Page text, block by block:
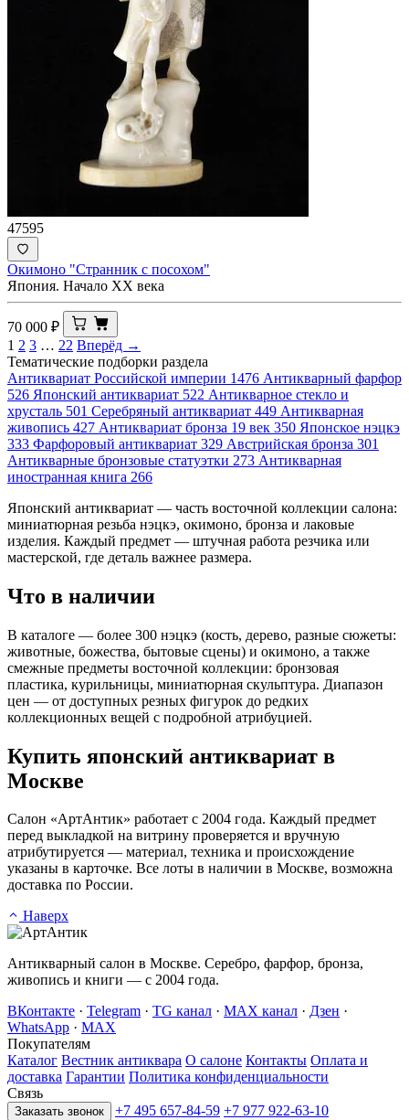
47595
Окимоно "Странник с посохом"
Япония. Начало XX века
70 000 ₽
1 2 3 … 22 Вперёд →
Тематические подборки раздела
Антиквариат Российской империи 1476 Антикварный фарфор
526 Японский антиквариат 522 Антикварное стекло и
хрусталь 501 Серебряный антиквариат 449 Антикварная
живопись 427 Антиквариат бронза 19 век 350 Японское нэцкэ
333 Фарфоровый антиквариат 329 Австрийская бронза 301
Антикварные бронзовые статуэтки 273 Антикварная
иностранная книга 266
Японский антиквариат — часть восточной коллекции салона:
миниатюрная резьба нэцкэ, окимоно, бронза и лаковые
изделия. Каждый предмет — штучная работа резчика или
мастерской, где деталь важнее размера.
Что в наличии
В каталоге — более 300 нэцкэ (кость, дерево, разные сюжеты:
животные, божества, бытовые сцены) и окимоно, а также
смежные предметы восточной коллекции: бронзовая
пластика, курильницы, миниатюрная скульптура. Диапазон
цен — от доступных резных фигурок до редких
коллекционных вещей с подробной атрибуцией.
Купить японский антиквариат в
Москве
Салон «АртАнтик» работает с 2004 года. Каждый предмет
перед выкладкой на витрину проверяется и вручную
атрибутируется — материал, техника и происхождение
указаны в карточке. Все лоты в наличии в Москве, возможна
доставка по России.
Наверх
Антикварный салон в Москве. Серебро, фарфор, бронза,
живопись и книги — с 2004 года.
ВКонтакте · Telegram · TG канал · MAX канал · Дзен ·
WhatsApp · MAX
Покупателям
Каталог Вестник антиквара О салоне Контакты Оплата и
доставка Гарантии Политика конфиденциальности
Связь
Заказать звонок +7 495 657-84-59 +7 977 922-63-10